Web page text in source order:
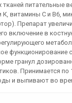
питательные
К, витамины С и В6,
Препарат
включение в
функционирование
гранул
Принимается по
и выпивают во